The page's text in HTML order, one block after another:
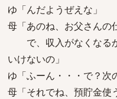
ゆ「んだようぜえな」
母「あのね、お父さんの
で、収入がなくなる
いけないの」
ゆ「ふーん・・・で？次
母「それでね、預貯金使